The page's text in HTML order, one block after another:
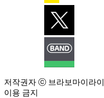
저작권자 ⓒ 브라보마이라
이용 금지